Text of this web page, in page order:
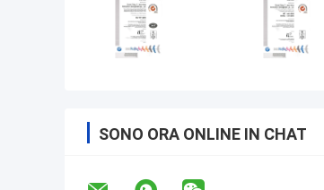
SONO ORA ONLINE IN CHAT